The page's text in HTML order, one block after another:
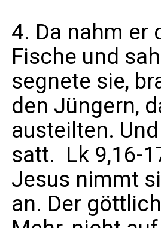
4. Da nahm er
Fische und
segnete sie,
den Jüngern,
austeilten.
satt.  Lk 9,16-
Jesus nimmt
an. Der